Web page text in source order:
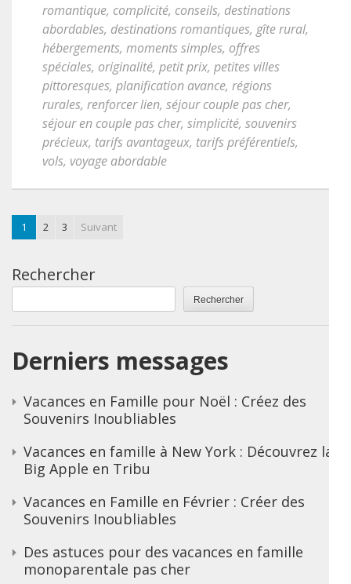
romantique, complicité, conseils, destinations
abordables, destinations romantiques, gîte rural,
hébergements, moments simples, offres
spéciales, originalité, petit prix, petites villes
pittoresques, planification avance, régions
rurales, renforcer lien, séjour couple pas cher,
séjour en couple pas cher, simplicité, souvenirs
précieux, tarifs avantageux, tarifs préférentiels,
vols, voyage abordable
1 2 3 Suivant
Rechercher
Rechercher
Derniers messages
Vacances en Famille pour Noël : Créez des
Souvenirs Inoubliables
Vacances en famille à New York : Découvrez la
Big Apple en Tribu
Vacances en Famille en Février : Créer des
Souvenirs Inoubliables
Des astuces pour des vacances en famille
monoparentale pas cher